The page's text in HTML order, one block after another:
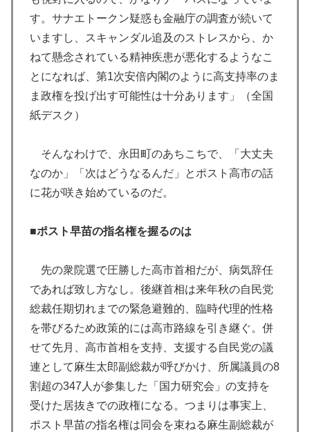
す。サナエトークン疑惑も金融庁の調査が続いて
いますし、スキャンダル追及のストレスから、か
ねて懸念されている精神疾患が悪化するようなこ
とになれば、第1次安倍内閣のように高支持率のま
ま政権を投げ出す可能性は十分あります」（全国
紙デスク）
そんなわけで、永田町のあちこちで、「大丈夫
なのか」「次はどうなるんだ」とポスト高市の話
に花が咲き始めているのだ。
■ポスト早苗の指名権を握るのは
先の衆院選で圧勝した高市首相だが、病気辞任
であれば致し方なし。後継首相は来年秋の自民党
総裁任期切れまでの緊急避難的、臨時代理的性格
を帯びるため政策的には高市路線を引き継ぐ。併
せて先月、高市首相を支持、支援する自民党の議
連として麻生太郎副総裁が呼びかけ、所属議員の8
割超の347人が参集した「国力研究会」の支持を
受けた居抜きでの政権になる。つまりは事実上、
ポスト早苗の指名権は同会を束ねる麻生副総裁が